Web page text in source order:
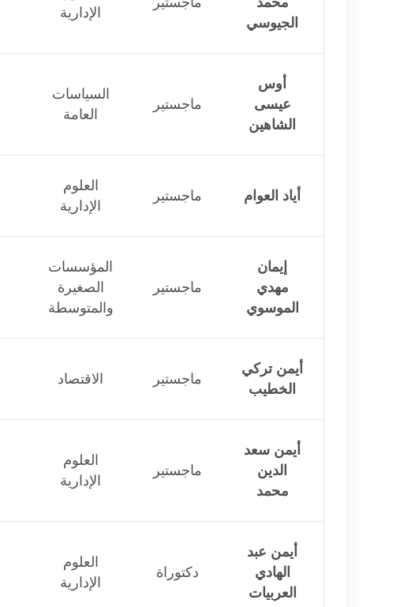
الجيوسي
الإدارية
أوس
عيسى
الشاهين
ماجستير
السياسات
العامة
أياد العوام ماجستير
العلوم
الإدارية
إيمان
مهدي
الموسوي
ماجستير
المؤسسات
الصغيرة
والمتوسطة
أيمن تركي
الخطيب
ماجستير الاقتصاد
أيمن سعد
الدين
محمد
ماجستير
العلوم
الإدارية
أيمن عبد
الهادي
العربيات
دكتوراة
العلوم
الإدارية